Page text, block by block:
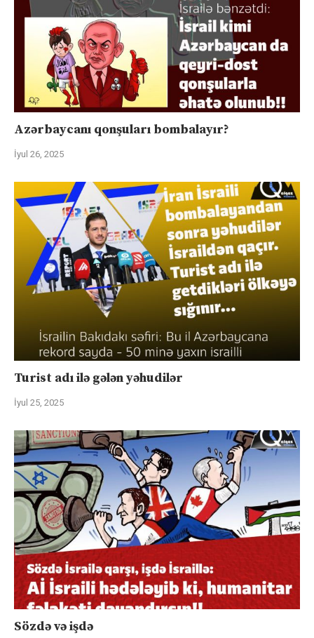
Azərbaycanı qonşuları bombalayır?
İyul 26, 2025
Turist adı ilə gələn yəhudilər
İyul 25, 2025
Sözdə və işdə